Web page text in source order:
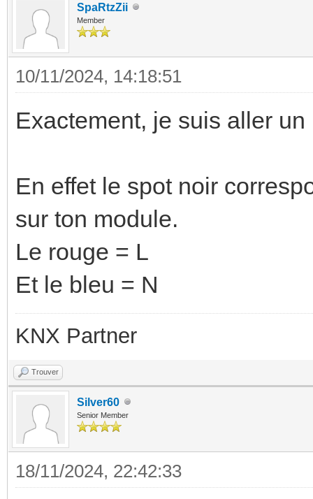
SpaRtzZii
Member
10/11/2024, 14:18:51
Exactement, je suis aller
En effet le spot noir
sur ton module.
Le rouge = L
Et le bleu = N
KNX Partner
Trouver
Silver60
Senior Member
18/11/2024, 22:42:33